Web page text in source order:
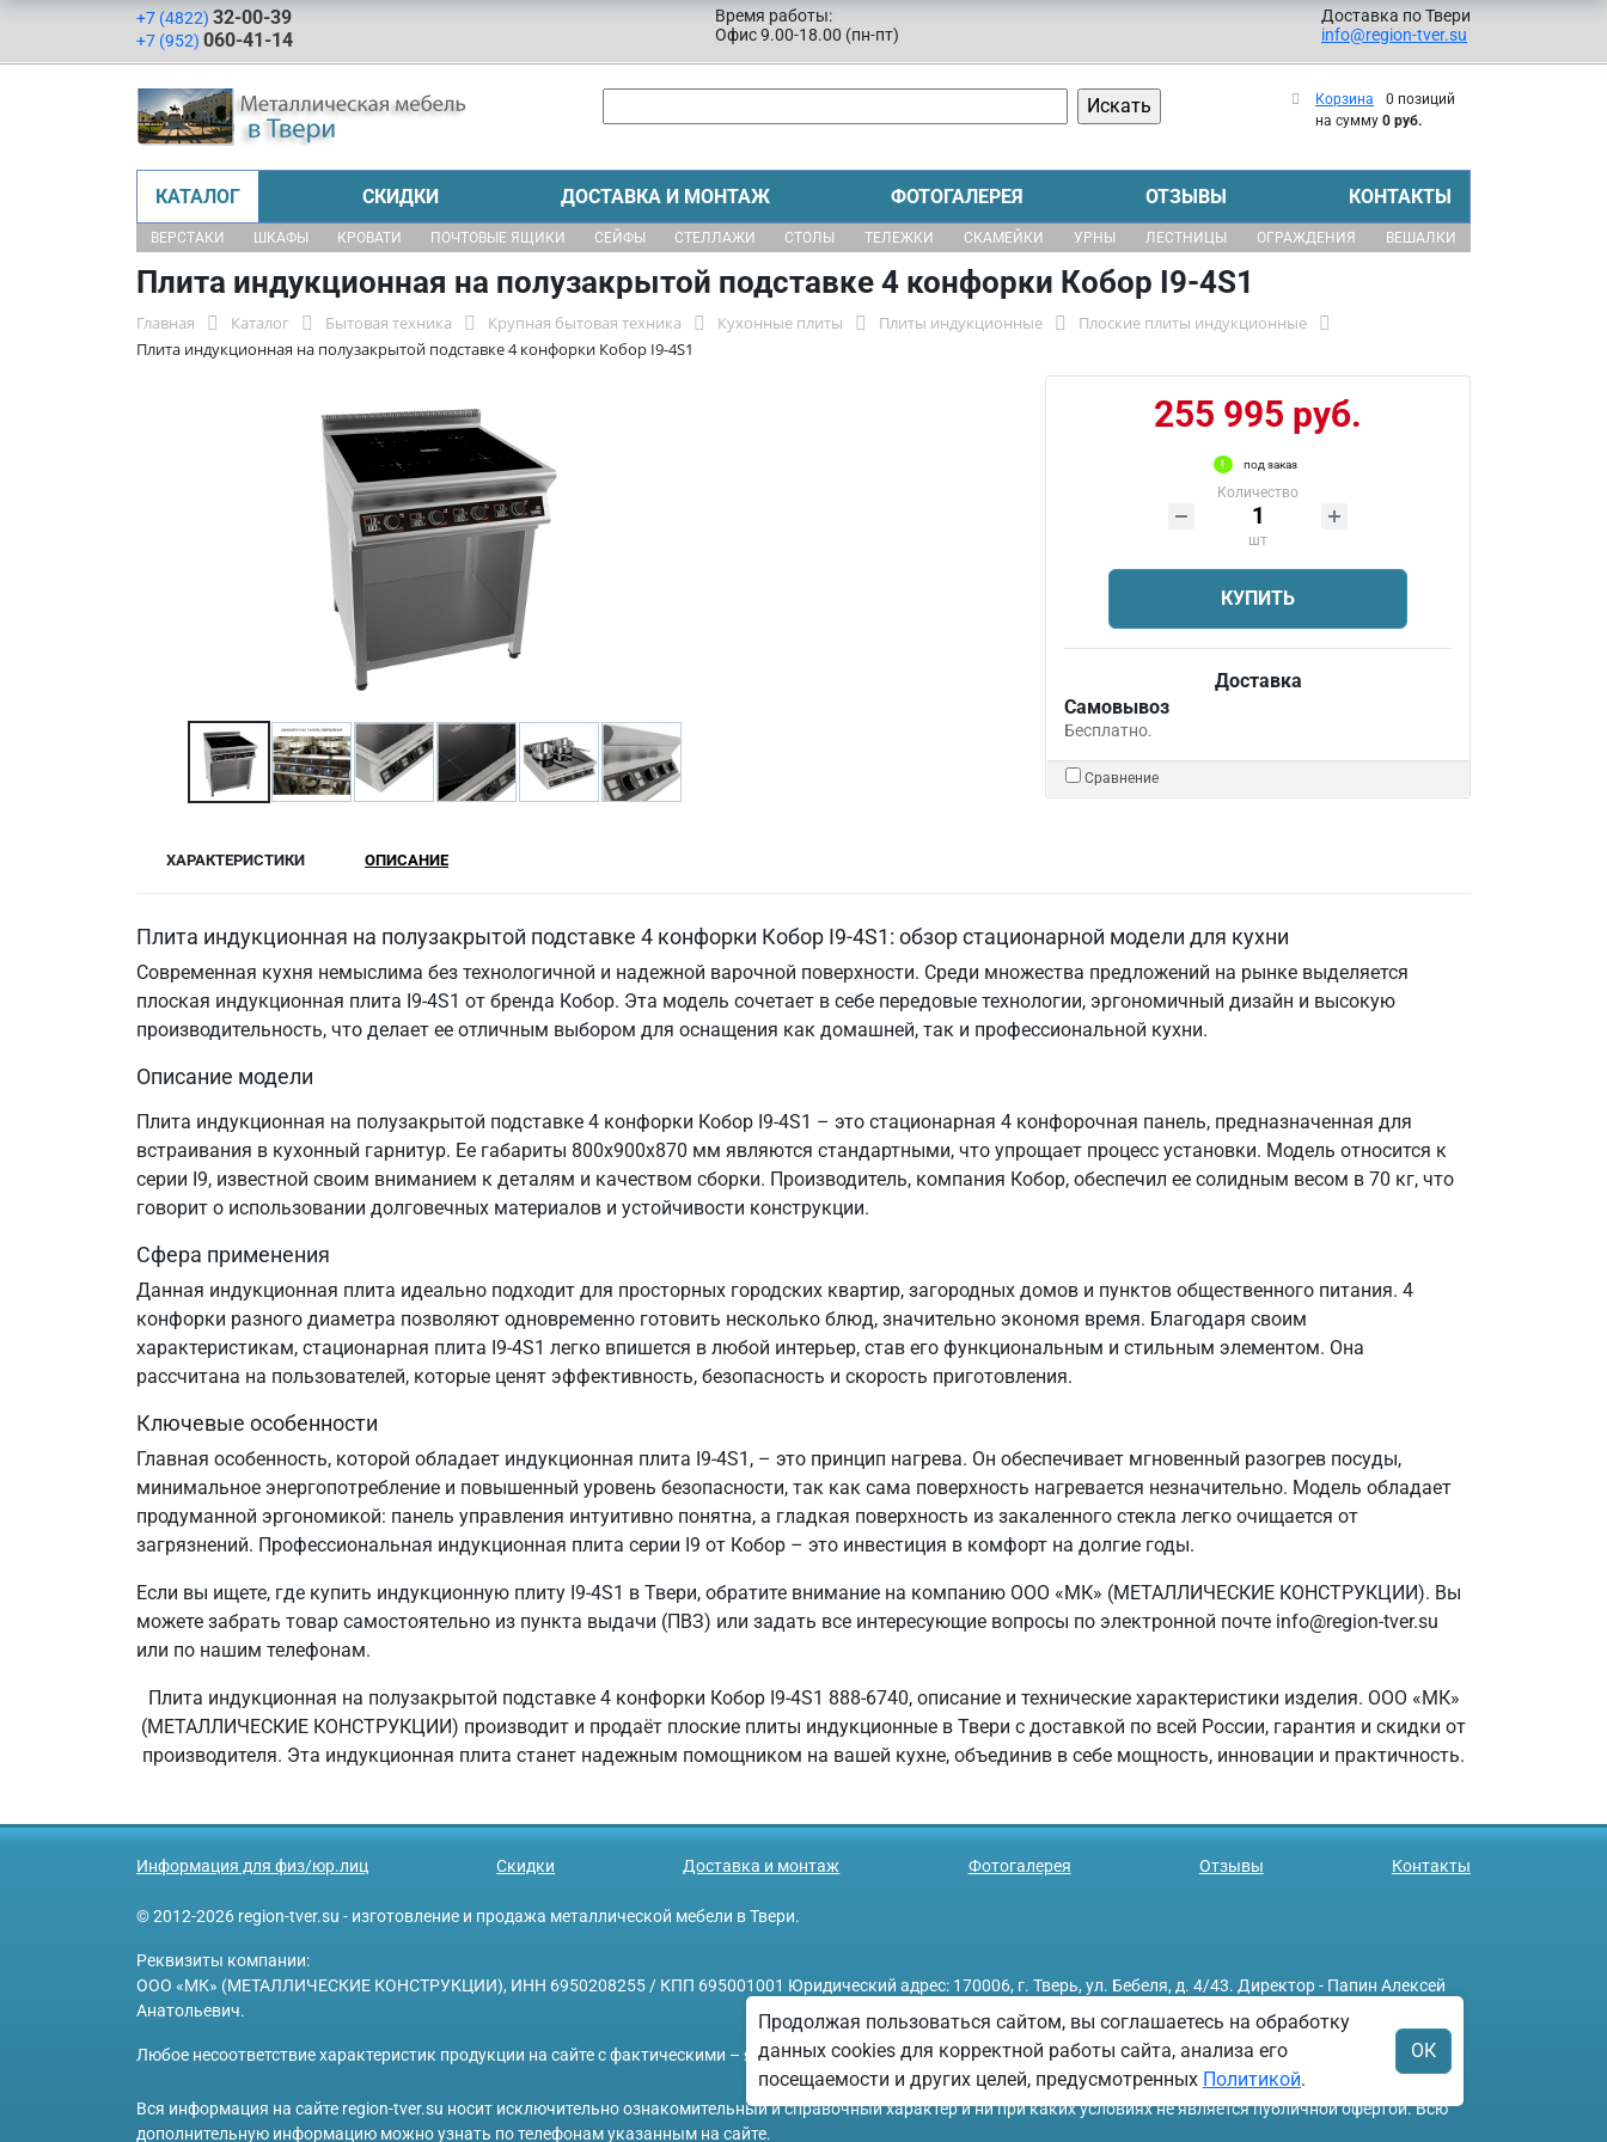
+7 (4822) 32-00-39
+7 (952) 060-41-14
Время работы:
Офис 9.00-18.00 (пн-пт)
Доставка по Твери
info@region-tver.su
Корзина
0 позиций
на сумму 0 руб.
КАТАЛОГ СКИДКИ ДОСТАВКА И МОНТАЖ ФОТОГАЛЕРЕЯ ОТЗЫВЫ КОНТАКТЫ
ВЕРСТАКИ ШКАФЫ КРОВАТИ ПОЧТОВЫЕ ЯЩИКИ СЕЙФЫ СТЕЛЛАЖИ СТОЛЫ ТЕЛЕЖКИ СКАМЕЙКИ УРНЫ ЛЕСТНИЦЫ ОГРАЖДЕНИЯ ВЕШАЛКИ
Плита индукционная на полузакрытой подставке 4 конфорки Кобор I9-4S1
Главная Каталог Бытовая техника Крупная бытовая техника Кухонные плиты Плиты индукционные
Плоские плиты индукционные
Плита индукционная на полузакрытой подставке 4 конфорки Кобор I9-4S1
255 995 руб.
под заказ
Количество
шт
КУПИТЬ
Доставка
Самовывоз
Бесплатно.
Сравнение
ХАРАКТЕРИСТИКИ ОПИСАНИЕ
Плита индукционная на полузакрытой подставке 4 конфорки Кобор I9-4S1: обзор стационарной модели для кухни
Современная кухня немыслима без технологичной и надежной варочной поверхности. Среди множества предложений на рынке выделяется
плоская индукционная плита I9-4S1 от бренда Кобор. Эта модель сочетает в себе передовые технологии, эргономичный дизайн и высокую
производительность, что делает ее отличным выбором для оснащения как домашней, так и профессиональной кухни.
Описание модели
Плита индукционная на полузакрытой подставке 4 конфорки Кобор I9-4S1 – это стационарная 4 конфорочная панель, предназначенная для
встраивания в кухонный гарнитур. Ее габариты 800х900х870 мм являются стандартными, что упрощает процесс установки. Модель относится к
серии I9, известной своим вниманием к деталям и качеством сборки. Производитель, компания Кобор, обеспечил ее солидным весом в 70 кг, что
говорит о использовании долговечных материалов и устойчивости конструкции.
Сфера применения
Данная индукционная плита идеально подходит для просторных городских квартир, загородных домов и пунктов общественного питания. 4
конфорки разного диаметра позволяют одновременно готовить несколько блюд, значительно экономя время. Благодаря своим
характеристикам, стационарная плита I9-4S1 легко впишется в любой интерьер, став его функциональным и стильным элементом. Она
рассчитана на пользователей, которые ценят эффективность, безопасность и скорость приготовления.
Ключевые особенности
Главная особенность, которой обладает индукционная плита I9-4S1, – это принцип нагрева. Он обеспечивает мгновенный разогрев посуды,
минимальное энергопотребление и повышенный уровень безопасности, так как сама поверхность нагревается незначительно. Модель обладает
продуманной эргономикой: панель управления интуитивно понятна, а гладкая поверхность из закаленного стекла легко очищается от
загрязнений. Профессиональная индукционная плита серии I9 от Кобор – это инвестиция в комфорт на долгие годы.
Если вы ищете, где купить индукционную плиту I9-4S1 в Твери, обратите внимание на компанию ООО «МК» (МЕТАЛЛИЧЕСКИЕ КОНСТРУКЦИИ). Вы
можете забрать товар самостоятельно из пункта выдачи (ПВЗ) или задать все интересующие вопросы по электронной почте info@region-tver.su
или по нашим телефонам.
Плита индукционная на полузакрытой подставке 4 конфорки Кобор I9-4S1 888-6740, описание и технические характеристики изделия. ООО «МК»
(МЕТАЛЛИЧЕСКИЕ КОНСТРУКЦИИ) производит и продаёт плоские плиты индукционные в Твери с доставкой по всей России, гарантия и скидки от
производителя. Эта индукционная плита станет надежным помощником на вашей кухне, объединив в себе мощность, инновации и практичность.
Информация для физ/юр.лиц Скидки Доставка и монтаж Фотогалерея Отзывы Контакты
© 2012-2026 region-tver.su - изготовление и продажа металлической мебели в Твери.
Реквизиты компании:
ООО «МК» (МЕТАЛЛИЧЕСКИЕ КОНСТРУКЦИИ), ИНН 6950208255 / КПП 695001001 Юридический адрес: 170006, г. Тверь, ул. Бебеля, д. 4/43. Директор - Папин Алексей
Анатольевич.
Любое несоответствие характеристик продукции на сайте с фактическими – является опечаткой.
Вся информация на сайте region-tver.su носит исключительно ознакомительный и справочный характер и ни при каких условиях не является публичной офертой. Всю
дополнительную информацию можно узнать по телефонам указанным на сайте.
Продолжая пользоваться сайтом, вы соглашаетесь на обработку
данных cookies для корректной работы сайта, анализа его
посещаемости и других целей, предусмотренных Политикой.
ОК